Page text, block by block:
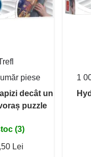
piese
decât un
puzzle
(3)
Lei
1